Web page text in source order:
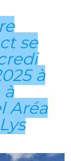
se
à
à
Aréa